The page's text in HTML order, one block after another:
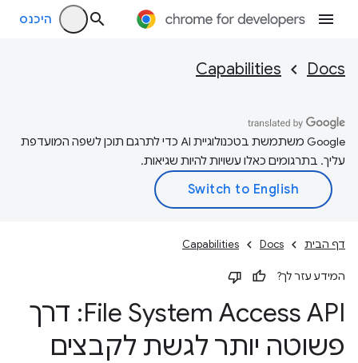
היכנס
Docs
Capabilities
‫Google משתמשת בטכנולוגיית AI כדי לתרגם תוכן לשפה המועדפת
עליך. בתרגומים כאלו עשויות להיות שגיאות.
דף הבית Docs
Capabilities
המידע עזר לך?
File System Access API: דרך
פשוטה יותר לגשת לקבצים